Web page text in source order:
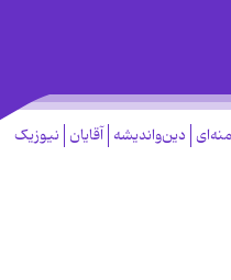
دین‌واندیشه آقایان نیوزیک